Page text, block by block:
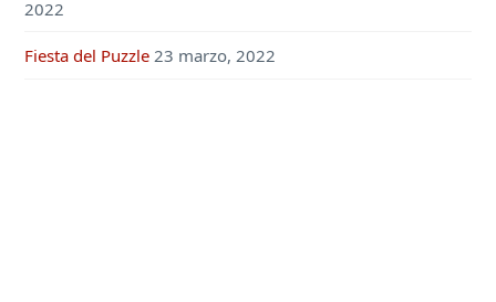
2022
Fiesta del Puzzle 23 marzo, 2022